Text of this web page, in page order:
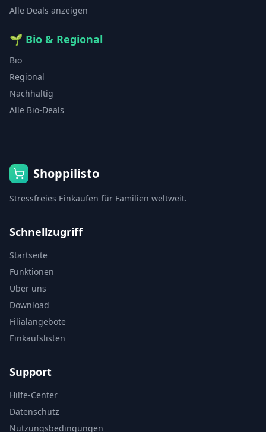
Alle Deals anzeigen
🌱 Bio & Regional
Bio
Regional
Nachhaltig
Alle Bio-Deals
Shoppilisto
Stressfreies Einkaufen für Familien weltweit.
Schnellzugriff
Startseite
Funktionen
Über uns
Download
Filialangebote
Einkaufslisten
Support
Hilfe-Center
Datenschutz
Nutzungsbedingungen